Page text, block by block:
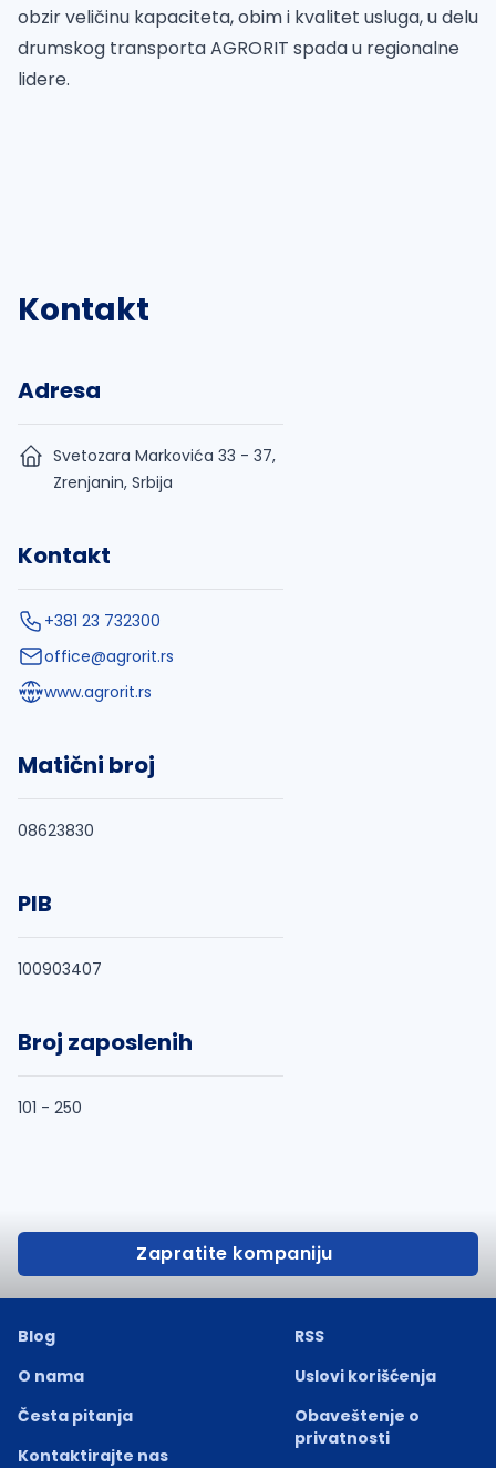
obzir veličinu kapaciteta, obim i kvalitet usluga, u delu
drumskog transporta AGRORIT spada u regionalne
lidere.
Kontakt
Adresa
Svetozara Markovića 33 - 37,
Zrenjanin, Srbija
Kontakt
+381 23 732300
office@agrorit.rs
www.agrorit.rs
Matični broj
08623830
PIB
100903407
Broj zaposlenih
101 - 250
Zapratite kompaniju
Blog
O nama
Česta pitanja
Kontaktirajte nas
RSS
Uslovi korišćenja
Obaveštenje o
privatnosti